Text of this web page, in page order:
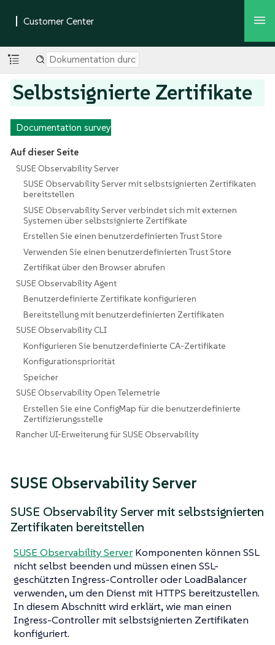
Selbstsignierte Zertifikate
Documentation survey
Auf dieser Seite
SUSE Observability Server
SUSE Observability Server mit selbstsignierten Zertifikaten
bereitstellen
SUSE Observability Server verbindet sich mit externen
Systemen über selbstsignierte Zertifikate
Erstellen Sie einen benutzerdefinierten Trust Store
Verwenden Sie einen benutzerdefinierten Trust Store
Zertifikat über den Browser abrufen
SUSE Observability Agent
Benutzerdefinierte Zertifikate konfigurieren
Bereitstellung mit benutzerdefinierten Zertifikaten
SUSE Observability CLI
Konfigurieren Sie benutzerdefinierte CA-Zertifikate
Konfigurationspriorität
Speicher
SUSE Observability Open Telemetrie
Erstellen Sie eine ConfigMap für die benutzerdefinierte
Zertifizierungsstelle
Rancher UI-Erweiterung für SUSE Observability
SUSE Observability Server
SUSE Observability Server mit selbstsignierten
Zertifikaten bereitstellen
SUSE Observability Server Komponenten können SSL
nicht selbst beenden und müssen einen SSL-
geschützten Ingress-Controller oder LoadBalancer
verwenden, um den Dienst mit HTTPS bereitzustellen.
In diesem Abschnitt wird erklärt, wie man einen
Ingress-Controller mit selbstsignierten Zertifikaten
konfiguriert.